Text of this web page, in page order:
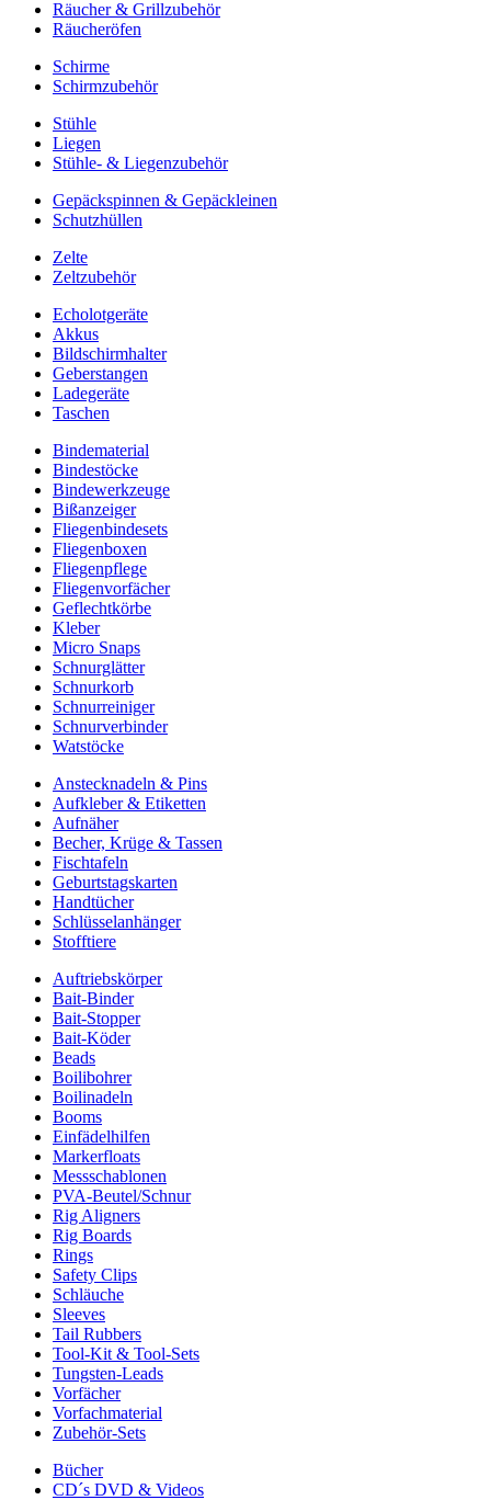
Räucher & Grillzubehör
Räucheröfen
Schirme
Schirmzubehör
Stühle
Liegen
Stühle- & Liegenzubehör
Gepäckspinnen & Gepäckleinen
Schutzhüllen
Zelte
Zeltzubehör
Echolotgeräte
Akkus
Bildschirmhalter
Geberstangen
Ladegeräte
Taschen
Bindematerial
Bindestöcke
Bindewerkzeuge
Bißanzeiger
Fliegenbindesets
Fliegenboxen
Fliegenpflege
Fliegenvorfächer
Geflechtkörbe
Kleber
Micro Snaps
Schnurglätter
Schnurkorb
Schnurreiniger
Schnurverbinder
Watstöcke
Anstecknadeln & Pins
Aufkleber & Etiketten
Aufnäher
Becher, Krüge & Tassen
Fischtafeln
Geburtstagskarten
Handtücher
Schlüsselanhänger
Stofftiere
Auftriebskörper
Bait-Binder
Bait-Stopper
Bait-Köder
Beads
Boilibohrer
Boilinadeln
Booms
Einfädelhilfen
Markerfloats
Messschablonen
PVA-Beutel/Schnur
Rig Aligners
Rig Boards
Rings
Safety Clips
Schläuche
Sleeves
Tail Rubbers
Tool-Kit & Tool-Sets
Tungsten-Leads
Vorfächer
Vorfachmaterial
Zubehör-Sets
Bücher
CD´s DVD & Videos